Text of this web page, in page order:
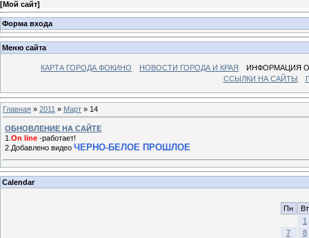
[Мой сайт]
Форма входа
Меню сайта
КАРТА ГОРОДА ФОКИНО НОВОСТИ ГОРОДА И КРАЯ
ИНФОРМАЦИЯ
ССЫЛКИ НА САЙТЫ
Главная » 2011 » Март » 14
ОБНОВЛЕНИЕ НА САЙТЕ
1. Оn line -работает!
2.Добавлено видео ЧЕРНО-БЕЛОЕ ПРОШЛОЕ
Calendar
Пн
Вт
1
7
8